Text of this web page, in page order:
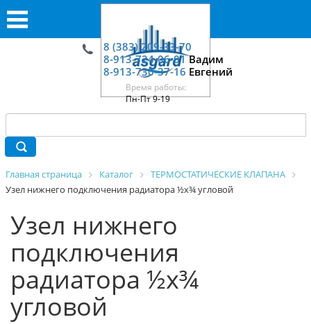
8 (383) 209-33-70
8-913-724-06-01Вадим
8-913-730-37-16 Евгений
Время работы:
Пн-Пт 9-19
Главная страница Каталог
ТЕРМОСТАТИЧЕСКИЕ КЛАПАНА
Узел нижнего подключения радиатора ½х¾ угловой
Узел нижнего
подключения
радиатора ½х¾
угловой